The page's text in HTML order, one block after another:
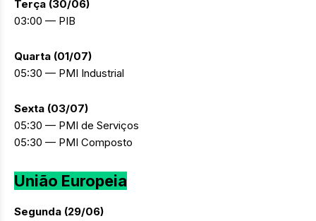
Terça (30/06)
03:00 — PIB
Quarta (01/07)
05:30 — PMI Industrial
Sexta (03/07)
05:30 — PMI de Serviços
05:30 — PMI Composto
União Europeia
Segunda (29/06)